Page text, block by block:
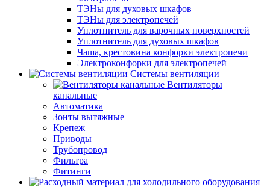
ТЭНы для духовых шкафов
ТЭНы для электропечей
Уплотнитель для варочных поверхностей
Уплотнитель для духовых шкафов
Чаша, крестовина конфорки электропечи
Электроконфорки для электропечей
Системы вентиляции
Вентиляторы
канальные
Автоматика
Зонты вытяжные
Крепеж
Приводы
Трубопровод
Фильтра
Фитинги